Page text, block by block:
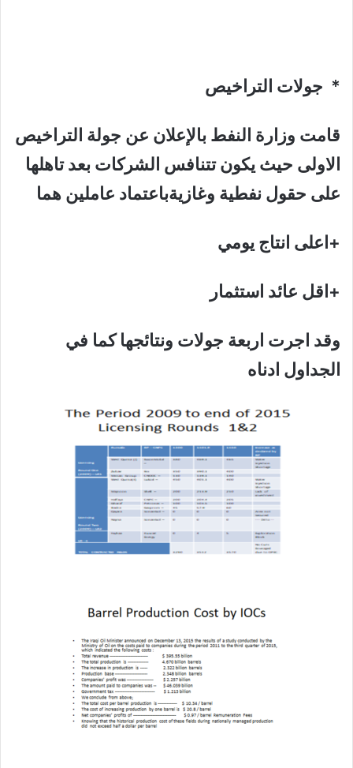
* جولات التراخيص
قامت وزارة النفط بالإعلان عن جولة التراخيص
الاولى حيث يكون تتنافس الشركات بعد تاهلها
على حقول نفطية وغازيةباعتماد عاملين هما
+اعلى انتاج يومي
+اقل عائد استثمار
وقد اجرت اربعة جولات ونتائجها كما في
الجداول ادناه